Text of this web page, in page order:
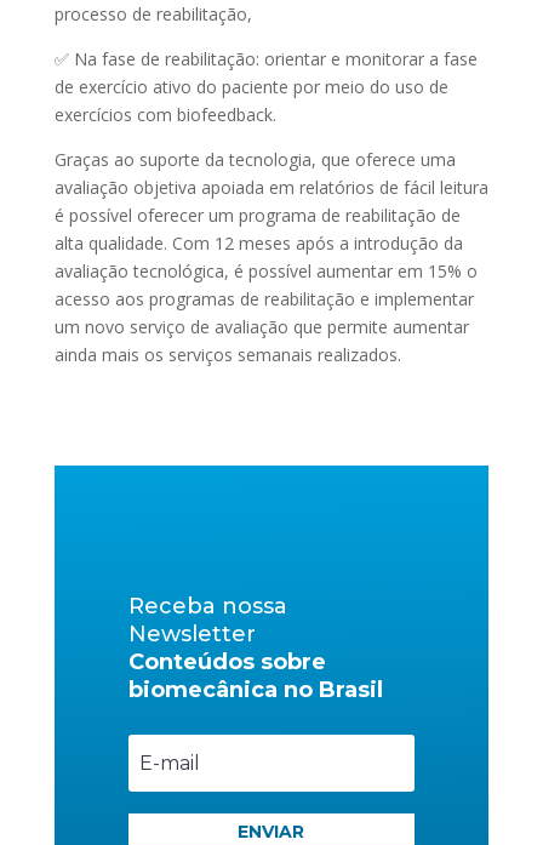
processo de reabilitação,
✅ Na fase de reabilitação: orientar e monitorar a fase
de exercício ativo do paciente por meio do uso de
exercícios com biofeedback.
Graças ao suporte da tecnologia, que oferece uma
avaliação objetiva apoiada em relatórios de fácil leitura
é possível oferecer um programa de reabilitação de
alta qualidade. Com 12 meses após a introdução da
avaliação tecnológica, é possível aumentar em 15% o
acesso aos programas de reabilitação e implementar
um novo serviço de avaliação que permite aumentar
ainda mais os serviços semanais realizados.
Receba nossa
Newsletter
Conteúdos sobre
biomecânica no Brasil
ENVIAR